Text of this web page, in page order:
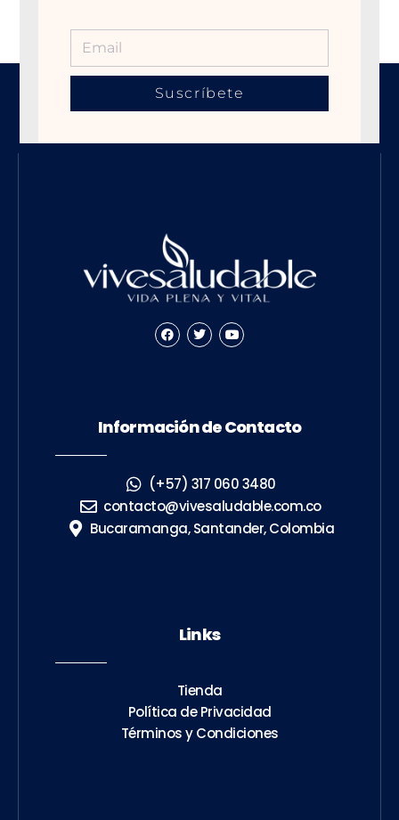
Suscríbete
Información de Contacto
(+57) 317 060 3480
contacto@vivesaludable.com.co
Bucaramanga, Santander, Colombia
Links
Tienda
Política de Privacidad
Términos y Condiciones